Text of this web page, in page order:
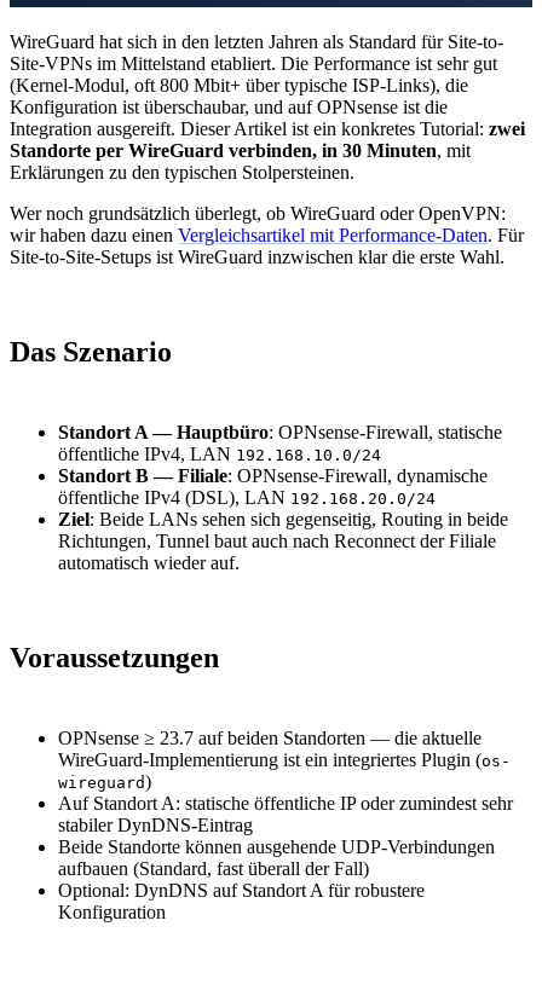
WireGuard hat sich in den letzten Jahren als Standard für Site-to-
Site-VPNs im Mittelstand etabliert. Die Performance ist sehr gut
(Kernel-Modul, oft 800 Mbit+ über typische ISP-Links), die
Konfiguration ist überschaubar, und auf OPNsense ist die
Integration ausgereift. Dieser Artikel ist ein konkretes Tutorial: zwei
Standorte per WireGuard verbinden, in 30 Minuten, mit
Erklärungen zu den typischen Stolpersteinen.
Wer noch grundsätzlich überlegt, ob WireGuard oder OpenVPN:
wir haben dazu einen Vergleichsartikel mit Performance-Daten. Für
Site-to-Site-Setups ist WireGuard inzwischen klar die erste Wahl.
Das Szenario
Standort A — Hauptbüro: OPNsense-Firewall, statische
öffentliche IPv4, LAN 192.168.10.0/24
Standort B — Filiale: OPNsense-Firewall, dynamische
öffentliche IPv4 (DSL), LAN 192.168.20.0/24
Ziel: Beide LANs sehen sich gegenseitig, Routing in beide
Richtungen, Tunnel baut auch nach Reconnect der Filiale
automatisch wieder auf.
Voraussetzungen
OPNsense ≥ 23.7 auf beiden Standorten — die aktuelle
WireGuard-Implementierung ist ein integriertes Plugin (os-
wireguard)
Auf Standort A: statische öffentliche IP oder zumindest sehr
stabiler DynDNS-Eintrag
Beide Standorte können ausgehende UDP-Verbindungen
aufbauen (Standard, fast überall der Fall)
Optional: DynDNS auf Standort A für robustere
Konfiguration